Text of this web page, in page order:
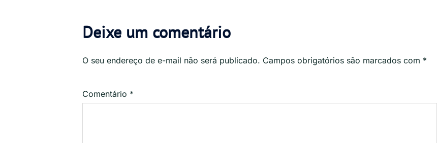
Deixe um comentário
O seu endereço de e-mail não será publicado. Campos obrigatórios são marcados com *
Comentário *